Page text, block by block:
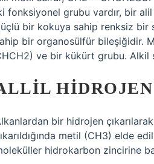
fonksiyonel grubu vardır, bir
bir kokuya sahip renksiz bir
bir organosülfür bileşiğidir.
ve bir kükürt grubu. Alkil
HIDROJEN
bir hidrojen
metil (CH3) elde
hidrokarbon zincirine